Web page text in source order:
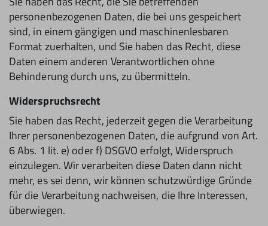
personenbezogenen Daten, die bei uns gespeichert
sind, in einem gängigen und maschinenlesbaren
Format zuerhalten, und Sie haben das Recht, diese
Daten einem anderen Verantwortlichen ohne
Behinderung durch uns, zu übermitteln.
Widerspruchsrecht
Sie haben das Recht, jederzeit gegen die Verarbeitung
Ihrer personenbezogenen Daten, die aufgrund von Art.
6 Abs. 1 lit. e) oder f) DSGVO erfolgt, Widerspruch
einzulegen. Wir verarbeiten diese Daten dann nicht
mehr, es sei denn, wir können schutzwürdige Gründe
für die Verarbeitung nachweisen, die Ihre Interessen,
überwiegen.